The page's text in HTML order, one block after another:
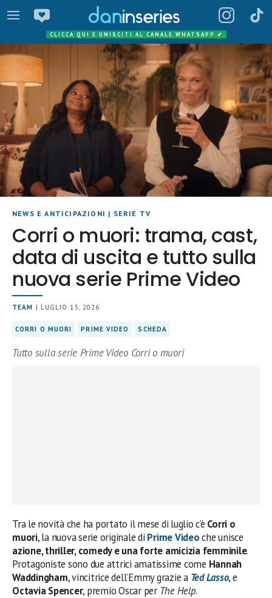
CLICCA QUI E UNISCITI AL CANALE WHATSAPP ✔
NEWS E ANTICIPAZIONI | SERIE TV
Corri o muori: trama, cast,
data di uscita e tutto sulla
nuova serie Prime Video
TEAM | LUGLIO 15, 2026
CORRI O MUORI PRIME VIDEO SCHEDA
Tutto sulla serie Prime Video Corri o muori
Tra le novità che ha portato il mese di luglio c’è Corri o
muori, la nuova serie originale di Prime Videoche unisce
azione, thriller, comedy e una forte amicizia femminile.
Protagoniste sono due attrici amatissime come Hannah
Waddingham, vincitrice dell’Emmy grazie a Ted Lasso, e
Octavia Spencer, premio Oscar per The Help.